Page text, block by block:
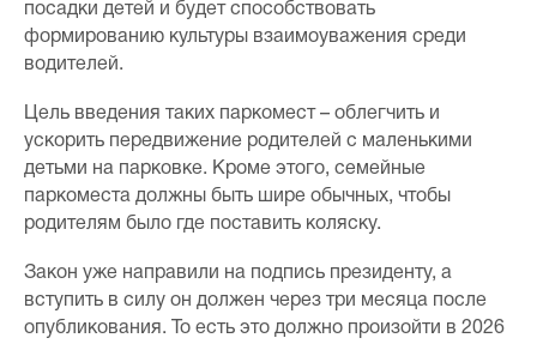
посадки детей и будет способствовать
формированию культуры взаимоуважения среди
водителей.
Цель введения таких паркомест – облегчить и
ускорить передвижение родителей с маленькими
детьми на парковке. Кроме этого, семейные
паркоместа должны быть шире обычных, чтобы
родителям было где поставить коляску.
Закон уже направили на подпись президенту, а
вступить в силу он должен через три месяца после
опубликования. То есть это должно произойти в 2026